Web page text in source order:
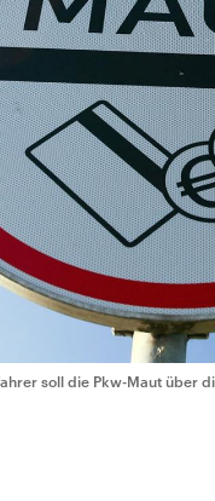
soll die Pkw-Maut über